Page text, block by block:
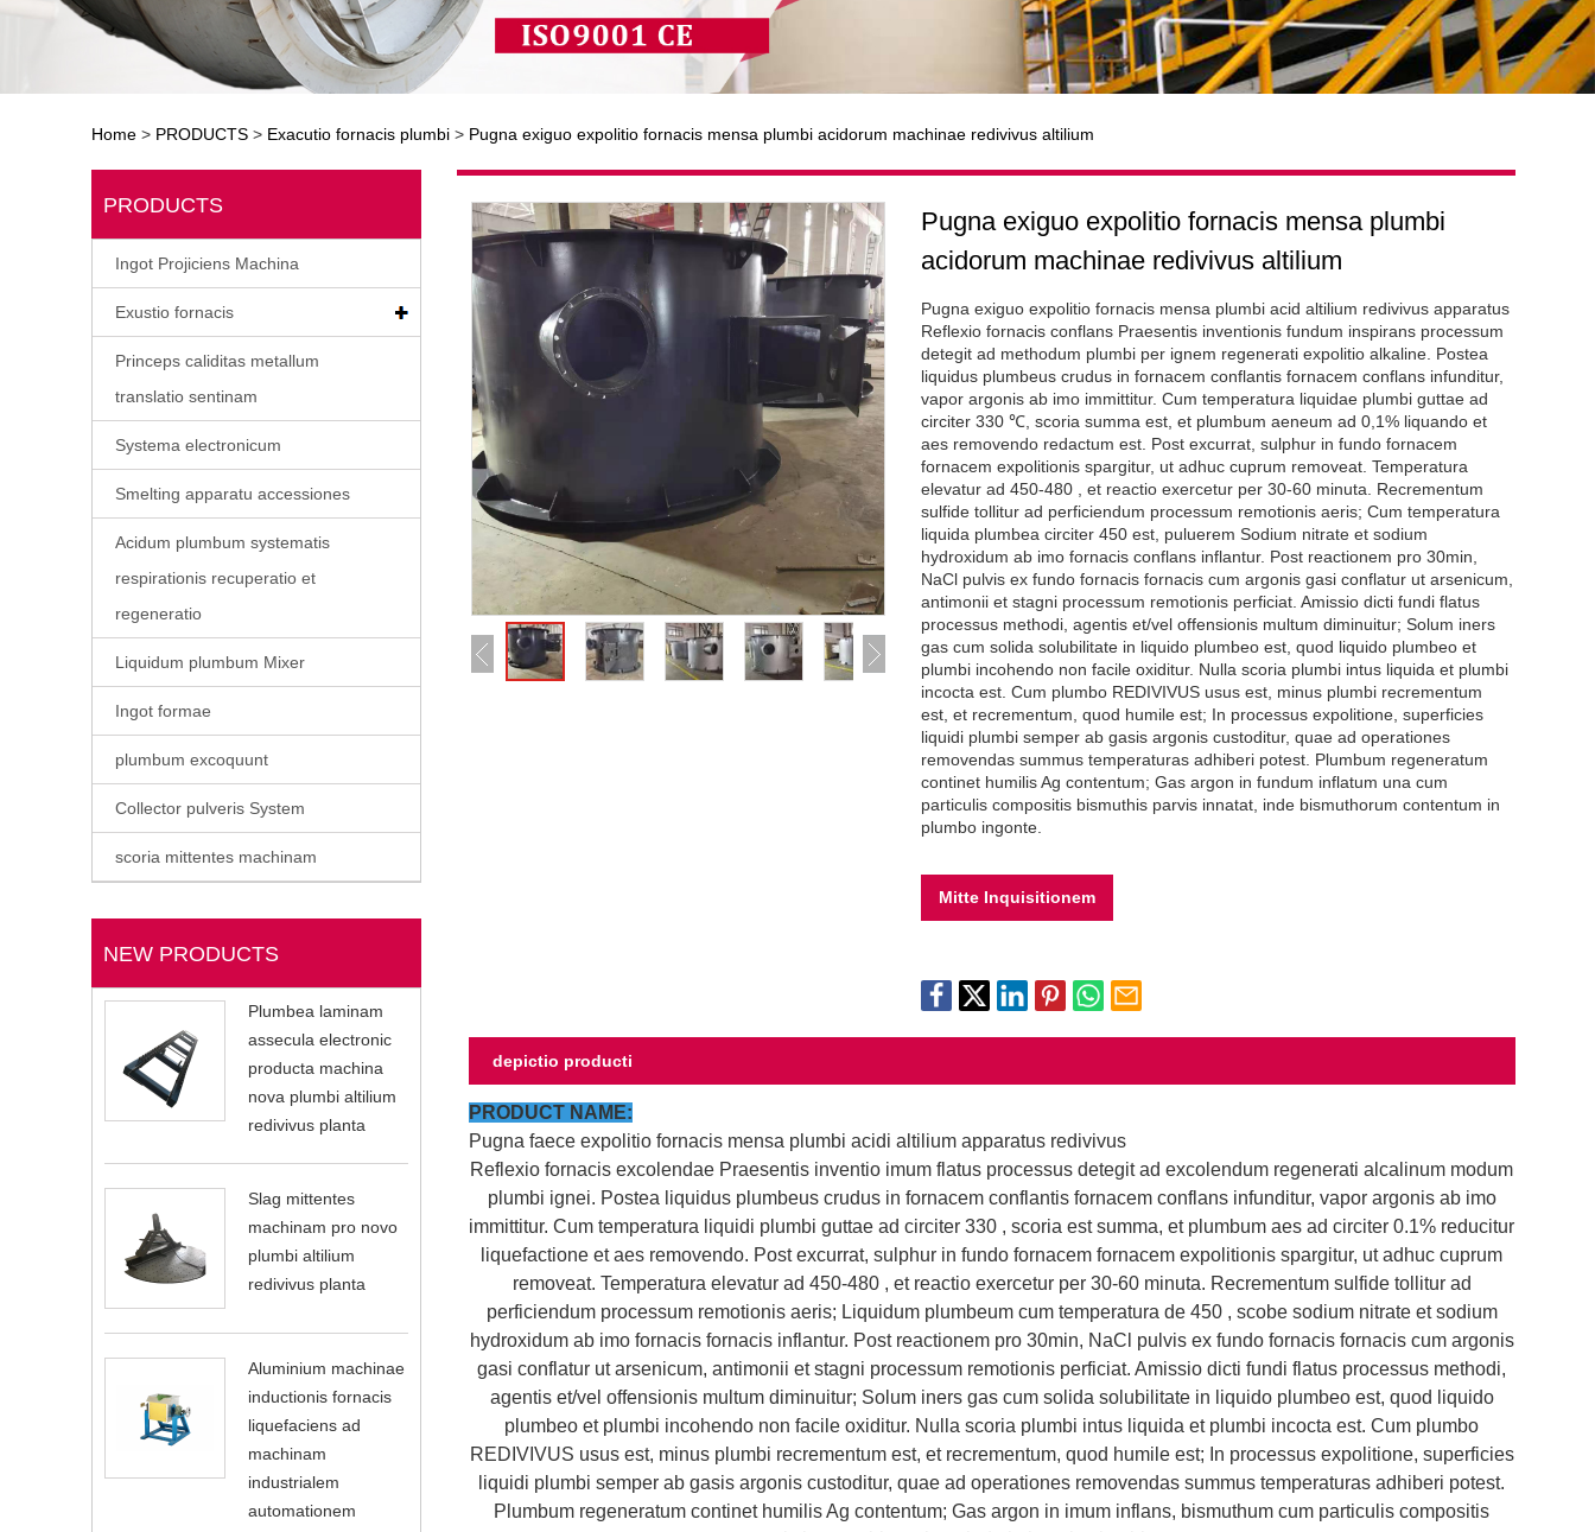
Home > PRODUCTS > Exacutio fornacis plumbi > Pugna exiguo expolitio fornacis mensa plumbi acidorum machinae redivivus altilium
PRODUCTS
Ingot Projiciens Machina
Exustio fornacis
Princeps caliditas metallum
translatio sentinam
Systema electronicum
Smelting apparatu accessiones
Acidum plumbum systematis
respirationis recuperatio et
regeneratio
Liquidum plumbum Mixer
Ingot formae
plumbum excoquunt
Collector pulveris System
scoria mittentes machinam
NEW PRODUCTS
Plumbea laminam
assecula electronic
producta machina
nova plumbi altilium
redivivus planta
Slag mittentes
machinam pro novo
plumbi altilium
redivivus planta
Aluminium machinae
inductionis fornacis
liquefaciens ad
machinam
industrialem
automationem
Pugna exiguo expolitio fornacis mensa plumbi
acidorum machinae redivivus altilium
Pugna exiguo expolitio fornacis mensa plumbi acid altilium redivivus apparatus
Reflexio fornacis conflans Praesentis inventionis fundum inspirans processum
detegit ad methodum plumbi per ignem regenerati expolitio alkaline. Postea
liquidus plumbeus crudus in fornacem conflantis fornacem conflans infunditur,
vapor argonis ab imo immittitur. Cum temperatura liquidae plumbi guttae ad
circiter 330 ℃, scoria summa est, et plumbum aeneum ad 0,1% liquando et
aes removendo redactum est. Post excurrat, sulphur in fundo fornacem
fornacem expolitionis spargitur, ut adhuc cuprum removeat. Temperatura
elevatur ad 450-480 , et reactio exercetur per 30-60 minuta. Recrementum
sulfide tollitur ad perficiendum processum remotionis aeris; Cum temperatura
liquida plumbea circiter 450 est, puluerem Sodium nitrate et sodium
hydroxidum ab imo fornacis conflans inflantur. Post reactionem pro 30min,
NaCl pulvis ex fundo fornacis fornacis cum argonis gasi conflatur ut arsenicum,
antimonii et stagni processum remotionis perficiat. Amissio dicti fundi flatus
processus methodi, agentis et/vel offensionis multum diminuitur; Solum iners
gas cum solida solubilitate in liquido plumbeo est, quod liquido plumbeo et
plumbi incohendo non facile oxiditur. Nulla scoria plumbi intus liquida et plumbi
incocta est. Cum plumbo REDIVIVUS usus est, minus plumbi recrementum
est, et recrementum, quod humile est; In processus expolitione, superficies
liquidi plumbi semper ab gasis argonis custoditur, quae ad operationes
removendas summus temperaturas adhiberi potest. Plumbum regeneratum
continet humilis Ag contentum; Gas argon in fundum inflatum una cum
particulis compositis bismuthis parvis innatat, inde bismuthorum contentum in
plumbo ingonte.
Mitte Inquisitionem
depictio producti
PRODUCT NAME:
Pugna faece expolitio fornacis mensa plumbi acidi altilium apparatus redivivus
Reflexio fornacis excolendae Praesentis inventio imum flatus processus detegit ad excolendum regenerati alcalinum modum
plumbi ignei. Postea liquidus plumbeus crudus in fornacem conflantis fornacem conflans infunditur, vapor argonis ab imo
immittitur. Cum temperatura liquidi plumbi guttae ad circiter 330 , scoria est summa, et plumbum aes ad circiter 0.1% reducitur
liquefactione et aes removendo. Post excurrat, sulphur in fundo fornacem fornacem expolitionis spargitur, ut adhuc cuprum
removeat. Temperatura elevatur ad 450-480 , et reactio exercetur per 30-60 minuta. Recrementum sulfide tollitur ad
perficiendum processum remotionis aeris; Liquidum plumbeum cum temperatura de 450 , scobe sodium nitrate et sodium
hydroxidum ab imo fornacis fornacis inflantur. Post reactionem pro 30min, NaCl pulvis ex fundo fornacis fornacis cum argonis
gasi conflatur ut arsenicum, antimonii et stagni processum remotionis perficiat. Amissio dicti fundi flatus processus methodi,
agentis et/vel offensionis multum diminuitur; Solum iners gas cum solida solubilitate in liquido plumbeo est, quod liquido
plumbeo et plumbi incohendo non facile oxiditur. Nulla scoria plumbi intus liquida et plumbi incocta est. Cum plumbo
REDIVIVUS usus est, minus plumbi recrementum est, et recrementum, quod humile est; In processus expolitione, superficies
liquidi plumbi semper ab gasis argonis custoditur, quae ad operationes removendas summus temperaturas adhiberi potest.
Plumbum regeneratum continet humilis Ag contentum; Gas argon in imum inflans, bismuthum cum particulis compositis